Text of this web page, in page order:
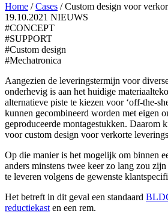
Home /Cases /Custom design voor
19.10.2021 NIEUWS
#CONCEPT
#SUPPORT
#Custom design
#Mechatronica
Aangezien de leveringstermijn voor
onderhevig is aan het huidige
alternatieve piste te kiezen voor ‘off-the-
kunnen gecombineerd worden met eigen
geproduceerde montagestukken. Daarom
voor custom design voor verkorte
Op die manier is het mogelijk om binnen
anders minstens twee keer zo lang zou
te leveren volgens de gewenste
Het betreft in dit geval een standaard
reductiekast en een rem.